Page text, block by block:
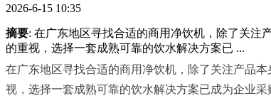
2026-6-15 10:35
摘要: 在广东地区寻找合适的商用净饮机，除了关注
的重视，选择一套成熟可靠的饮水解决方案已 ...
在广东地区寻找合适的商用净饮机，除了关注产品
视，选择一套成熟可靠的饮水解决方案已成为企业采